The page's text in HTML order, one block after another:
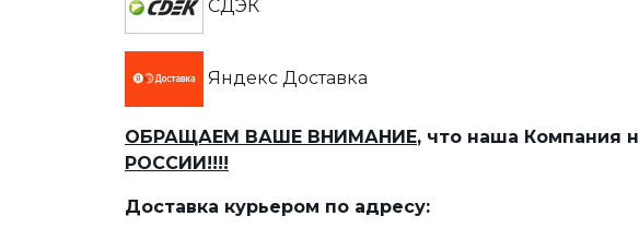
СДЭК
Яндекс Доставка
ОБРАЩАЕМ ВАШЕ ВНИМАНИЕ, что наша Компания
РОССИИ!!!!
Доставка курьером по адресу: